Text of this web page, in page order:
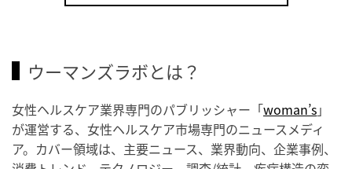
ウーマンズラボとは？
女性ヘルスケア業界専門のパブリッシャー「woman’s」
が運営する、女性ヘルスケア市場専門のニュースメディ
ア。カバー領域は、主要ニュース、業界動向、企業事例、